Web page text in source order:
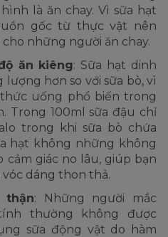
là ăn chay. Vì sữa hạt
gốc từ thực vật nên
những người ăn chay.
ăn kiêng: Sữa hạt dinh
hơn so với sữa bò, vì
uống phổ biến trong
Trong 100ml sữa đậu chỉ
trong khi sữa bò chứa
hạt không những không
cảm giác no lâu, giúp bạn
dáng thon thả.
thận: Những người mắc
thường không được
sữa động vật do hàm